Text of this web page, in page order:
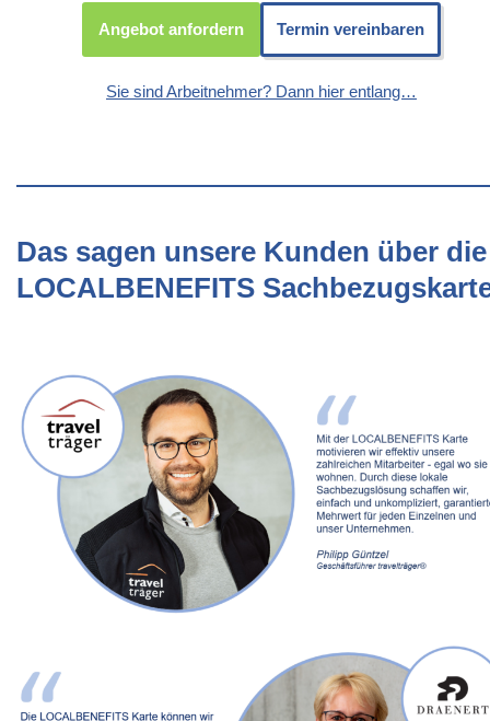
Angebot anfordern Termin vereinbaren
Sie sind Arbeitnehmer? Dann hier entlang…
Das sagen unsere Kunden über die
LOCALBENEFITS